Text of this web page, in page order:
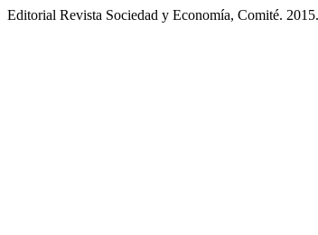
Editorial Revista Sociedad y Economía, Comité.